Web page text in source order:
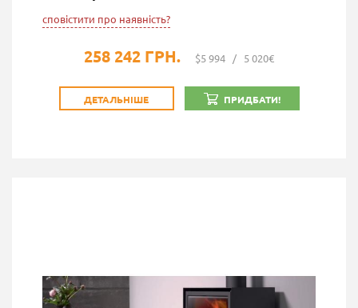
сповістити про наявність?
258 242 ГРН. $5 994 / 5 020€
ДЕТАЛЬНІШЕ ПРИДБАТИ!